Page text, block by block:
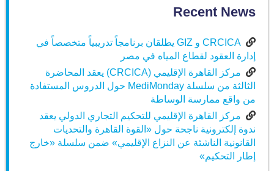
Recent News
CRCICA و GIZ يطلقان برنامجاً تدريبياً متخصصاً في
إدارة العقود لقطاع المياه في مصر
مركز القاهرة الإقليمي (CRCICA) يعقد المحاضرة
الثالثة من سلسلة MediMonday حول الدروس المستفادة
من واقع ممارسة الوساطة
مركز القاهرة الإقليمي للتحكيم التجاري الدولي يعقد
ندوة إلكترونية ناجحة حول «القوة القاهرة والتحديات
القانونية الناشئة عن النزاع الإقليمي» ضمن سلسلة «خارج
إطار التحكيم»